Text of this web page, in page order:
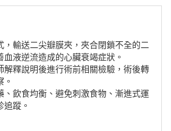
，輸送二尖瓣膜夾，夾合閉鎖不全的二
液逆流造成的心臟衰竭症狀。
解釋說明後進行術前相關檢驗，術後轉
、飲食均衡、避免刺激食物、漸進式運
蹤。